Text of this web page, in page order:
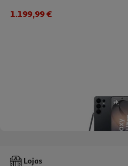
1.199,99 €
Smartphone Samsung Galaxy S26
Lojas